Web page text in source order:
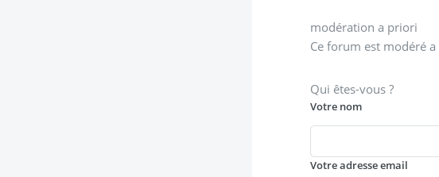
modération a priori
Ce forum est modéré
Qui êtes-vous ?
Votre nom
Votre adresse email